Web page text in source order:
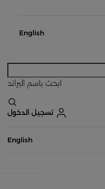
English
ابحث باسم البراند
تسجيل الدخول
English